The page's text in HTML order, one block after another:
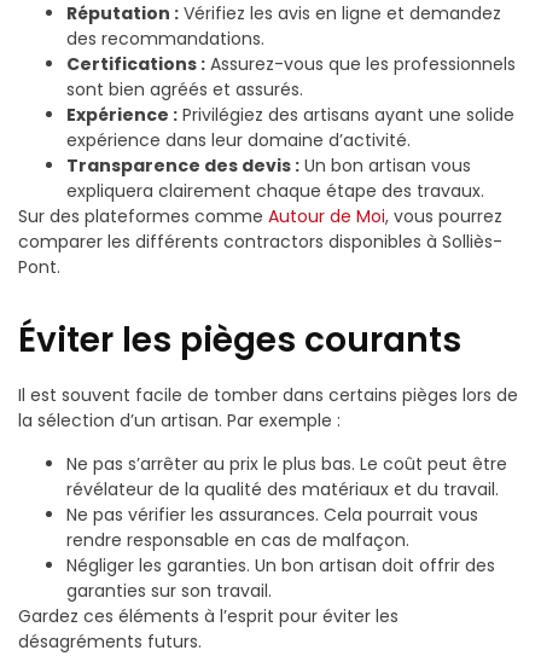
Réputation : Vérifiez les avis en ligne et demandez
des recommandations.
Certifications : Assurez-vous que les professionnels
sont bien agréés et assurés.
Expérience : Privilégiez des artisans ayant une solide
expérience dans leur domaine d’activité.
Transparence des devis : Un bon artisan vous
expliquera clairement chaque étape des travaux.
Sur des plateformes comme Autour de Moi, vous pourrez
comparer les différents contractors disponibles à Solliès-
Pont.
Éviter les pièges courants
Il est souvent facile de tomber dans certains pièges lors de
la sélection d’un artisan. Par exemple :
Ne pas s’arrêter au prix le plus bas. Le coût peut être
révélateur de la qualité des matériaux et du travail.
Ne pas vérifier les assurances. Cela pourrait vous
rendre responsable en cas de malfaçon.
Négliger les garanties. Un bon artisan doit offrir des
garanties sur son travail.
Gardez ces éléments à l’esprit pour éviter les
désagréments futurs.